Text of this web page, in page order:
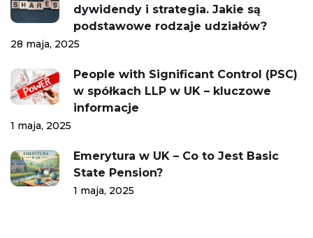
dywidendy i strategia. Jakie są
podstawowe rodzaje udziałów?
28 maja, 2025
People with Significant Control (PSC)
w spółkach LLP w UK – kluczowe
informacje
1 maja, 2025
Emerytura w UK – Co to Jest Basic
State Pension?
1 maja, 2025